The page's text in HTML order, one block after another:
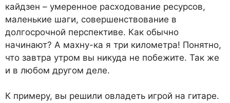
кайдзен – умеренное расходование ресурсов,
маленькие шаги, совершенствование в
долгосрочной перспективе. Как обычно
начинают? А махну-ка я три километра! Понятно,
что завтра утром вы никуда не побежите. Так же
и в любом другом деле.
К примеру, вы решили овладеть игрой на гитаре.